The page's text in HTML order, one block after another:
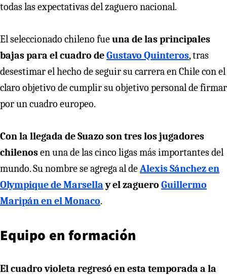
todas las expectativas del zaguero nacional.
El seleccionado chileno fueuna de las principales
bajas para el cuadro deGustavo Quinteros, tras
desestimar el hecho de seguir su carrera en Chile con el
claro objetivo de cumplir su objetivo personal de firmar
por un cuadro europeo.
Con la llegada de Suazo son tres los jugadores
chilenosen una de las cinco ligas más importantes del
mundo. Su nombre se agrega al deAlexis Sánchez en
Olympique de Marsellay el zaguero Guillermo
Maripán en el Monaco.
Equipo en formación
El cuadro violeta regresó en esta temporada a la